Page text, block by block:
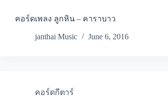
คอร์ดเพลง ลูกหิน – คาราบาว
janthai Music June 6, 2016
คอร์ดกีตาร์